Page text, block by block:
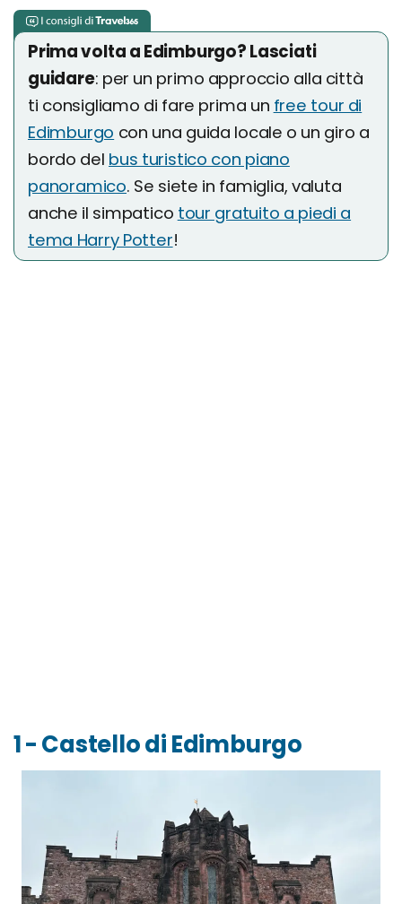
Prima volta a Edimburgo? Lasciati
guidare: per un primo approccio alla città
ti consigliamo di fare prima un free tour di
Edimburgo con una guida locale o un giro a
bordo del bus turistico con piano
panoramico. Se siete in famiglia, valuta
anche il simpatico tour gratuito a piedi a
tema Harry Potter!
1 - Castello di Edimburgo